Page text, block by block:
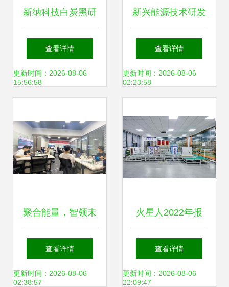
新纳科技白炭黑研
究院小试研发线试
验成功，助力新兴
查看详情
更新时间：2026-08-06
15:56:58
新兴能源技术研发
白手起家快速掘金
的环保逆行者
查看详情
更新时间：2026-08-06
02:23:58
聚合能量，智领未
来 云祺科技《新兴
能源技术研发》客
查看详情
更新时间：2026-08-06
02:38:57
火星人2022年报
技术驱动，研发加
码，构建长期价值
查看详情
更新时间：2026-08-06
22:09:47